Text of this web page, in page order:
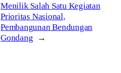
Menilik Salah Satu Kegiatan
Prioritas Nasional,
Pembangunan Bendungan
Gondang
→